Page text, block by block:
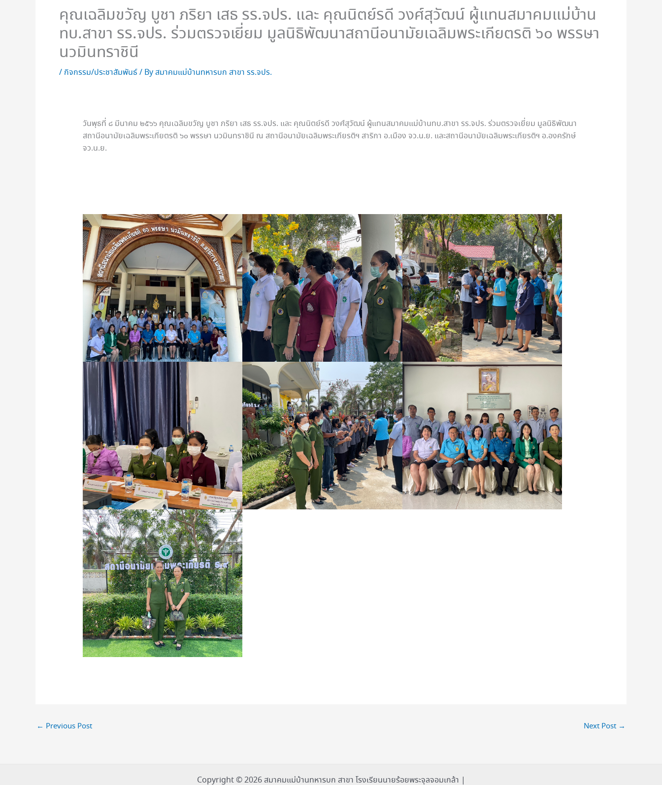
คุณเฉลิมขวัญ บูชา ภริยา เสธ รร.จปร. และ คุณนิตย์รดี วงศ์สุวัฒน์ ผู้แทนสมาคมแม่บ้าน
ทบ.สาขา รร.จปร. ร่วมตรวจเยี่ยม มูลนิธิพัฒนาสถานีอนามัยเฉลิมพระเกียตรติ ๖๐ พรรษา
นวมินทราชินี
/ กิจกรรม/ประชาสัมพันธ์/ Byสมาคมแม่บ้านทหารบก สาขา รร.จปร.
วันพุธที่ ๘ มีนาคม ๒๕๖๖ คุณเฉลิมขวัญ บูชา ภริยา เสธ รร.จปร. และ คุณนิตย์รดี วงศ์สุวัฒน์ ผู้แทนสมาคมแม่บ้านทบ.สาขา รร.จปร. ร่วมตรวจเยี่ยม มูลนิธิพัฒนา
สถานีอนามัยเฉลิมพระเกียตรติ ๖๐ พรรษา นวมินทราชินี ณ สถานีอนามัยเฉลิมพระเกียรติฯ สาริกา อ.เมือง จว.น.ย. และสถานีอนามัยเฉลิมพระเกียรติฯ อ.องครักษ์
จว.น.ย.
← Previous Post Next Post →
Copyright © 2026 สมาคมแม่บ้านทหารบก สาขา โรงเรียนนายร้อยพระจุลจอมเกล้า |